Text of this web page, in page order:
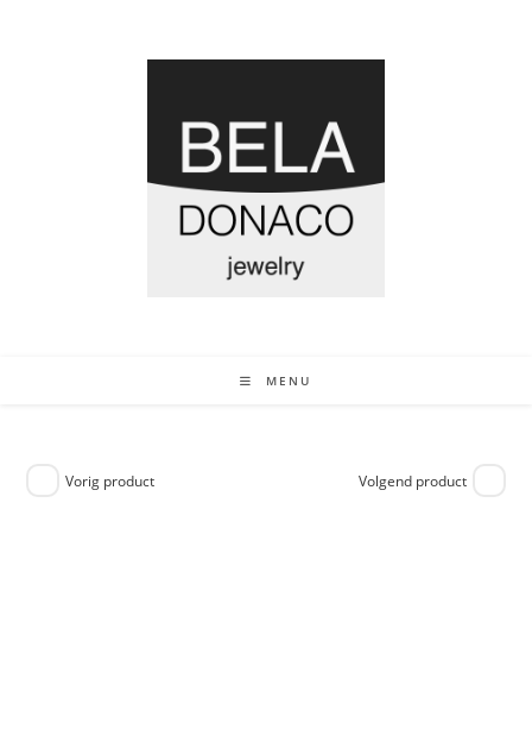
MENU
Vorig product Volgend product